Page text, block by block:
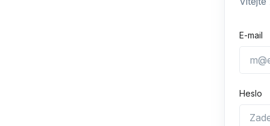
E-mail
Heslo